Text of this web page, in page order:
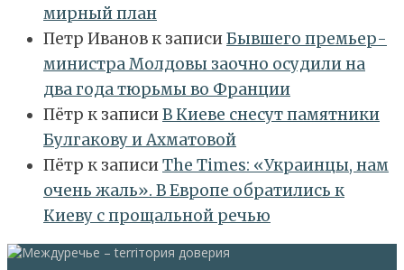
мирный план
Петр Ивановк записиБывшего премьер-
министра Молдовы заочно осудили на
два года тюрьмы во Франции
Пётр к записиВ Киеве снесут памятники
Булгакову и Ахматовой
Пётр к записиТhe Times: «Украинцы, нам
очень жаль». В Европе обратились к
Киеву с прощальной речью